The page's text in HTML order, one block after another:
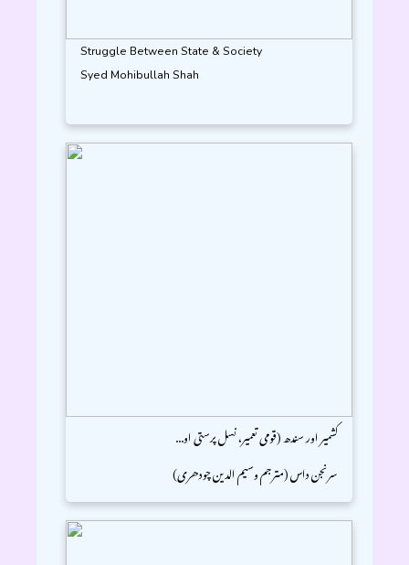
Struggle Between State & Society
Syed Mohibullah Shah
کشمیر اور سندھ (قومی تعمیر، نسل پرستی او...
سرنجن داس (مترجم وسیم الدین چودھری)